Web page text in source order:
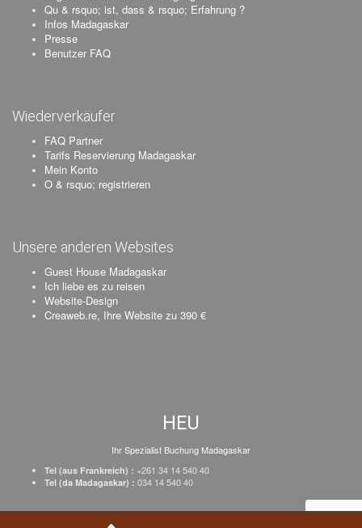
Qu & rsquo; ist, dass & rsquo; Erfahrung ?
Infos Madagaskar
Presse
Benutzer FAQ
Wiederverkäufer
FAQ Partner
Tarifs Reservierung Madagaskar
Mein Konto
O & rsquo; registrieren
Unsere anderen Websites
Guest House Madagaskar
Ich liebe es zu reisen
Website-Design
Creaweb.re, Ihre Website zu 390 €
HEU
Ihr Spezialist Buchung Madagaskar
Tel (aus Frankreich) : +261 34 14 540 40
Tel (da Madagaskar) : 034 14 540 40
Schöpfung Creaweb–